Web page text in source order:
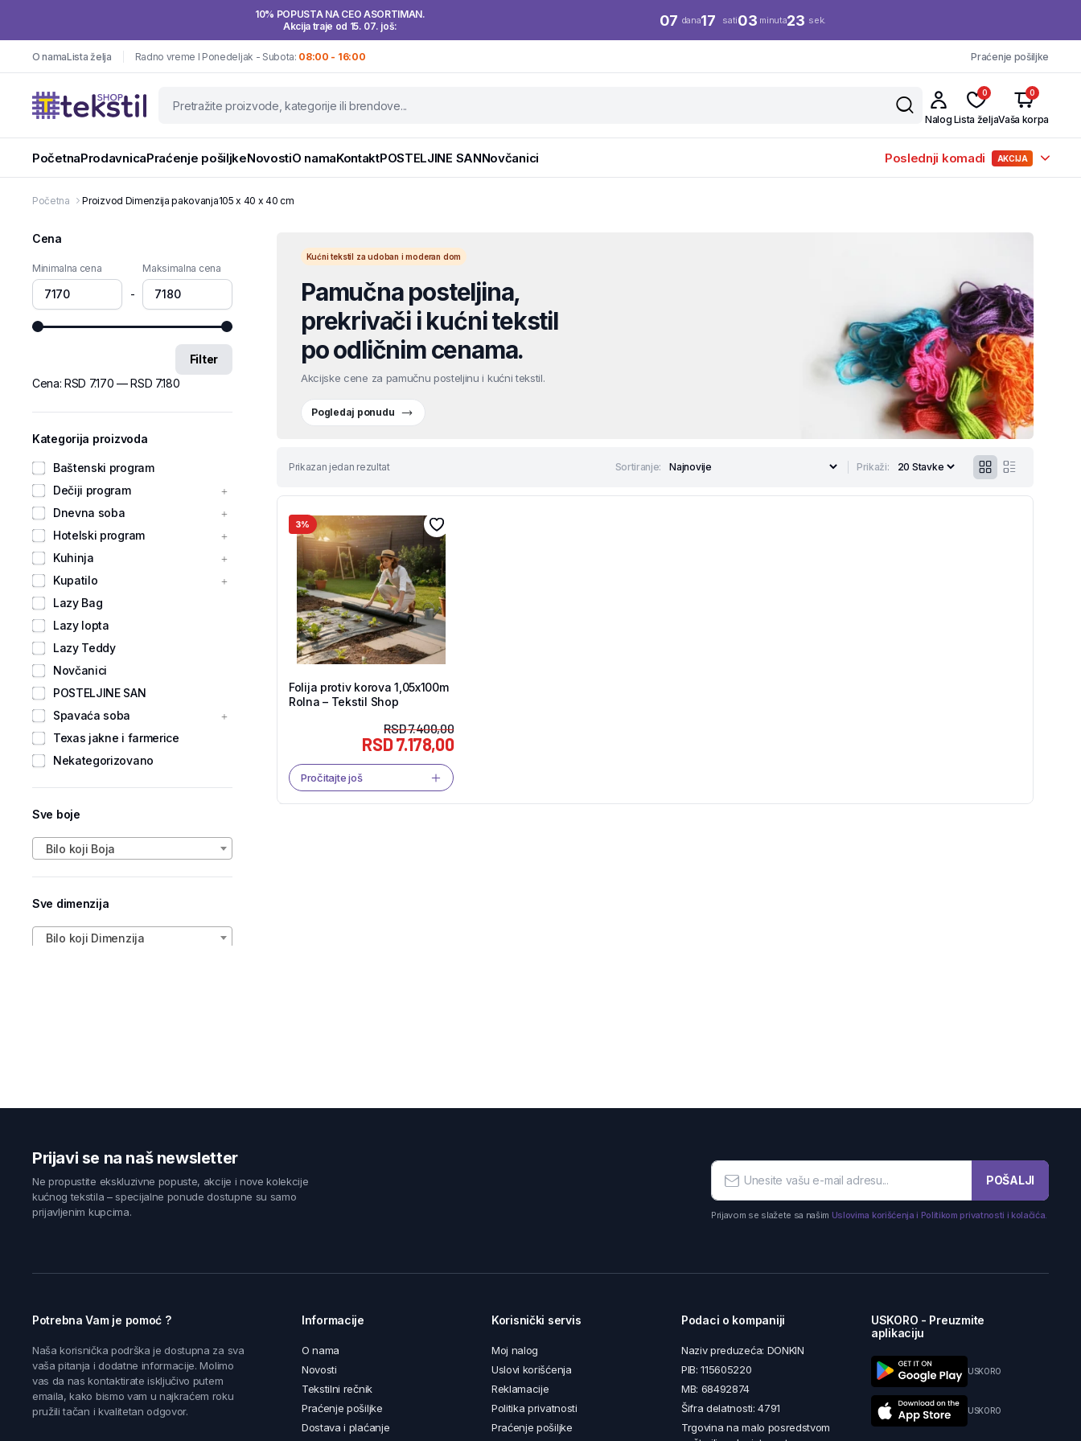
10% POPUSTA NA CEO ASORTIMAN.
Akcija traje od 15. 07. još:
07 dana17 sati03 minuta23 sek.
O namaLista želja Radno vreme I Ponedeljak - Subota: 08:00 - 16:00 Praćenje pošiljke
Nalog
0
Lista želja
0
Vaša korpa
PočetnaProdavnicaPraćenje pošiljkeNovostiO namaKontaktPOSTELJINE SANNovčanici Poslednji komadi AKCIJA
Početna Proizvod Dimenzija pakovanja105 x 40 x 40 cm
Kućni tekstil za udoban i moderan dom
Pamučna posteljina,
prekrivači i kućni tekstil
po odličnim cenama.
Akcijske cene za pamučnu posteljinu i kućni tekstil.
Pogledaj ponudu
Prikazan jedan rezultat Sortiranje: Prikaži:
3%
Folija protiv korova 1,05x100m
Rolna – Tekstil Shop
RSD7.400,00
RSD7.178,00
Pročitajte još
Cena
Minimalna cena
-
Maksimalna cena
Filter
Cena:RSD 7.170 —RSD 7.180
Kategorija proizvoda
Baštenski program
Dečiji program
Dnevna soba
Hotelski program
Kuhinja
Kupatilo
Lazy Bag
Lazy lopta
Lazy Teddy
Novčanici
POSTELJINE SAN
Spavaća soba
Texas jakne i farmerice
Nekategorizovano
Sve boje
Bilo koji Boja
Sve dimenzija
Bilo koji Dimenzija
Prijavi se na naš newsletter
Ne propustite ekskluzivne popuste, akcije i nove kolekcije
kućnog tekstila – specijalne ponude dostupne su samo
prijavljenim kupcima.
POŠALJI
Prijavom se slažete sa našim Uslovima korišćenja i Politikom privatnosti i kolačića.
Potrebna Vam je pomoć ?
Naša korisnička podrška je dostupna za sva
vaša pitanja i dodatne informacije. Molimo
vas da nas kontaktirate isključivo putem
emaila, kako bismo vam u najkraćem roku
pružili tačan i kvalitetan odgovor.
Informacije
O nama
Novosti
Tekstilni rečnik
Praćenje pošiljke
Dostava i plaćanje
Korisnički servis
Moj nalog
Uslovi korišćenja
Reklamacije
Politika privatnosti
Praćenje pošiljke
Podaci o kompaniji
Naziv preduzeća: DONKIN
PIB: 115605220
MB: 68492874
Šifra delatnosti: 4791
Trgovina na malo posredstvom
USKORO - Preuzmite
aplikaciju
USKORO
USKORO